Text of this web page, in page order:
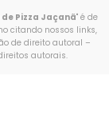
Pizza Jaçanã" é de
citando nossos links,
de direito autoral –
autorais.